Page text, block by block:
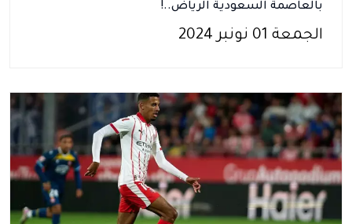
بالعاصمة السعودية الرياض..!
الجمعة 01 نونبر 2024